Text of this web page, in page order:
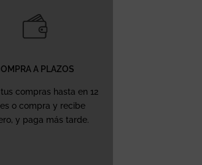
A PLAZOS
compras hasta en 12
o compra y recibe
y paga más tarde.